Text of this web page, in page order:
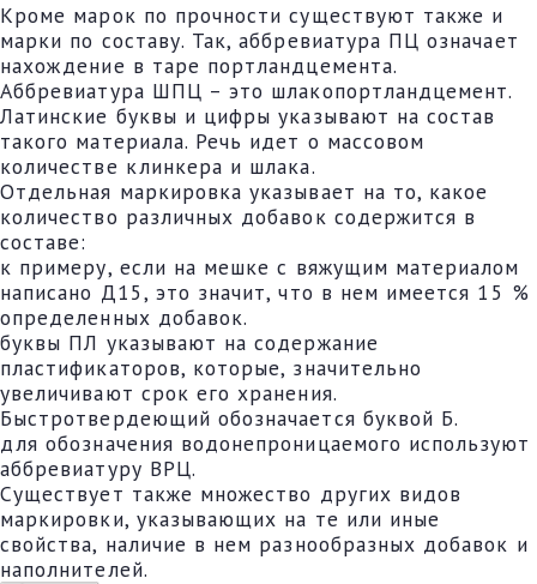
Кроме марок по прочности существуют также и
марки по составу. Так, аббревиатура ПЦ означает
нахождение в таре портландцемента.
Аббревиатура ШПЦ – это шлакопортландцемент.
Латинские буквы и цифры указывают на состав
такого материала. Речь идет о массовом
количестве клинкера и шлака.
Отдельная маркировка указывает на то, какое
количество различных добавок содержится в
составе:
к примеру, если на мешке с вяжущим материалом
написано Д15, это значит, что в нем имеется 15 %
определенных добавок.
буквы ПЛ указывают на содержание
пластификаторов, которые, значительно
увеличивают срок его хранения.
Быстротвердеющий обозначается буквой Б.
для обозначения водонепроницаемого используют
аббревиатуру ВРЦ.
Существует также множество других видов
маркировки, указывающих на те или иные
свойства, наличие в нем разнообразных добавок и
наполнителей.